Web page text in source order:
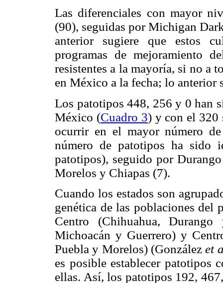
Las diferenciales con mayor
(90), seguidas por Michigan
anterior sugiere que estos
programas de mejoramiento
resistentes a la mayoría, si no a
en México a la fecha; lo anterior
Los patotipos 448, 256 y 0 han
México (Cuadro 3) y con el 320
ocurrir en el mayor número
número de patotipos ha sido
patotipos), seguido por
Morelos y Chiapas (7).
Cuando los estados son
genética de las poblaciones del
Centro (Chihuahua, Durango
Michoacán y Guerrero) y
Puebla y Morelos) (Gonzálezet
es posible establecer patotipos
ellas. Así, los patotipos 192,